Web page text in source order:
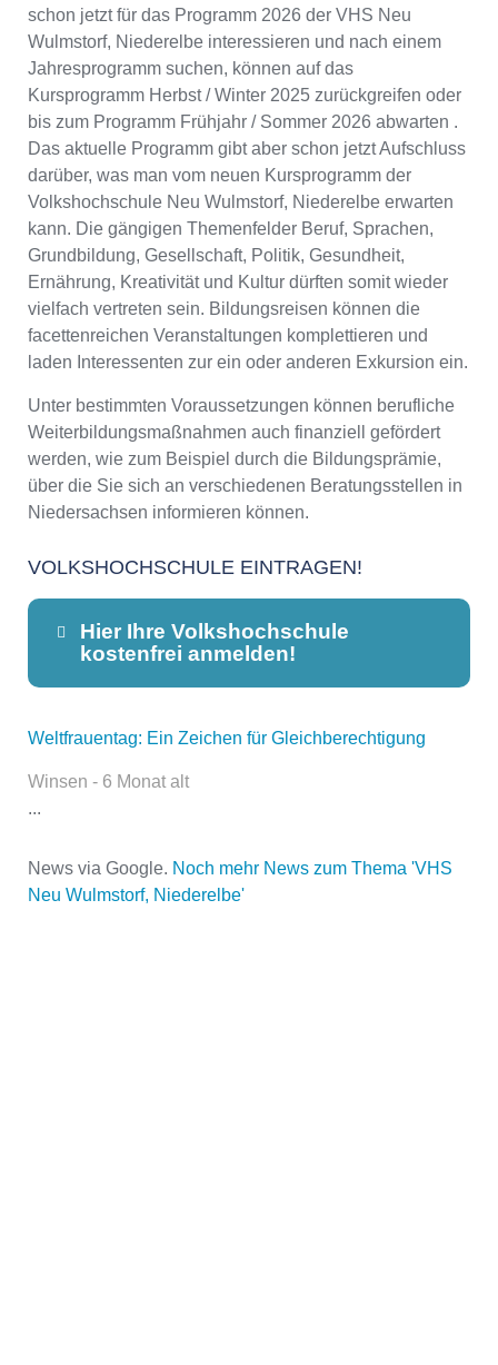
schon jetzt für das Programm 2026 der VHS Neu
Wulmstorf, Niederelbe interessieren und nach einem
Jahresprogramm suchen, können auf das
Kursprogramm Herbst / Winter 2025 zurückgreifen oder
bis zum Programm Frühjahr / Sommer 2026 abwarten .
Das aktuelle Programm gibt aber schon jetzt Aufschluss
darüber, was man vom neuen Kursprogramm der
Volkshochschule Neu Wulmstorf, Niederelbe erwarten
kann. Die gängigen Themenfelder Beruf, Sprachen,
Grundbildung, Gesellschaft, Politik, Gesundheit,
Ernährung, Kreativität und Kultur dürften somit wieder
vielfach vertreten sein. Bildungsreisen können die
facettenreichen Veranstaltungen komplettieren und
laden Interessenten zur ein oder anderen Exkursion ein.
Unter bestimmten Voraussetzungen können berufliche
Weiterbildungsmaßnahmen auch finanziell gefördert
werden, wie zum Beispiel durch die Bildungsprämie,
über die Sie sich an verschiedenen Beratungsstellen in
Niedersachsen informieren können.
VOLKSHOCHSCHULE EINTRAGEN!
Hier Ihre Volkshochschule
kostenfrei anmelden!
Dieser Teil dient lediglich zur
Name*
Weltfrauentag: Ein Zeichen für Gleichberechtigung
Winsen - 6 Monat alt
...
News via Google. Noch mehr News zum Thema 'VHS
Neu Wulmstorf, Niederelbe'